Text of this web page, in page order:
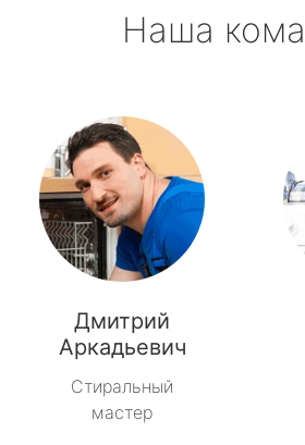
Наша
Дмитрий
Аркадьевич
Стиральный
мастер